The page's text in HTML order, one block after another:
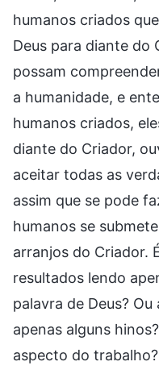
humanos criados
Deus para diante do
possam
a humanidade, e
humanos criados,
diante do Criador,
aceitar todas as
assim que se pode
humanos se
arranjos do Criador.
resultados lendo
palavra de Deus?
apenas alguns
aspecto do